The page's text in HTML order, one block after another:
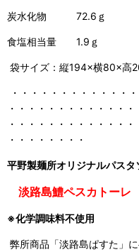
炭水化物 72.6ｇ
食塩相当量 1.9ｇ
袋サイズ：縦194×横80×高
・・・・・・・・・・・・
・・・・・・・・・・・・
・・・・・・・・・・・・
・・・・・・・・
平野製麺所オリジナルパスタ
淡路島鱧ペスカトー
※化学調味料不使用
弊所商品「淡路島ぱすた」に